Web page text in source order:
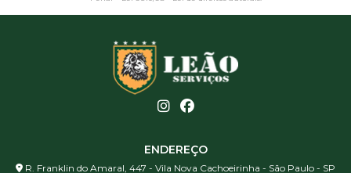
ENDEREÇO
R. Franklin do Amaral, 447 - Vila Nova Cachoeirinha - São Paulo - SP